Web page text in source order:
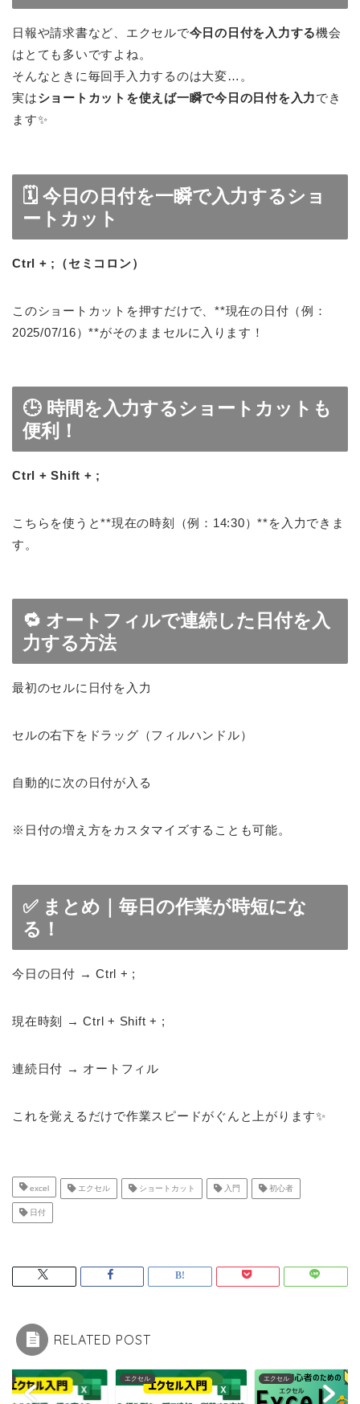
日報や請求書など、エクセルで今日の日付を入力する機会
はとても多いですよね。
そんなときに毎回手入力するのは大変…。
実はショートカットを使えば一瞬で今日の日付を入力でき
ます✨
🗓 今日の日付を一瞬で入力するショ
ートカット
Ctrl + ;（セミコロン）
このショートカットを押すだけで、**現在の日付（例：
2025/07/16）**がそのままセルに入ります！
🕒 時間を入力するショートカットも
便利！
Ctrl + Shift + ;
こちらを使うと**現在の時刻（例：14:30）**を入力できま
す。
🔁 オートフィルで連続した日付を入
力する方法
最初のセルに日付を入力
セルの右下をドラッグ（フィルハンドル）
自動的に次の日付が入る
※日付の増え方をカスタマイズすることも可能。
✅ まとめ｜毎日の作業が時短にな
る！
今日の日付 → Ctrl + ;
現在時刻 → Ctrl + Shift + ;
連続日付 → オートフィル
これを覚えるだけで作業スピードがぐんと上がります✨
excel エクセル ショートカット 入門 初心者
日付
RELATED POST
エクセル エクセル